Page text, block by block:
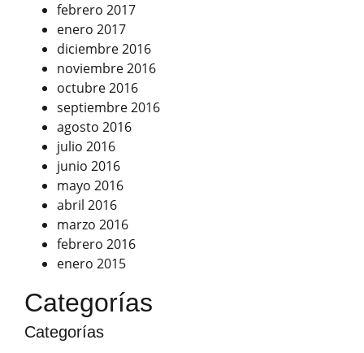
febrero 2017
enero 2017
diciembre 2016
noviembre 2016
octubre 2016
septiembre 2016
agosto 2016
julio 2016
junio 2016
mayo 2016
abril 2016
marzo 2016
febrero 2016
enero 2015
Categorías
Categorías